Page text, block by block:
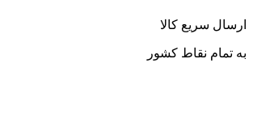
ارسال سریع کالا
به تمام نقاط کشور